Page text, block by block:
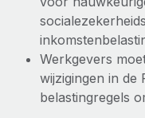
Werkgevers
wijzigingen in de
belastingregels